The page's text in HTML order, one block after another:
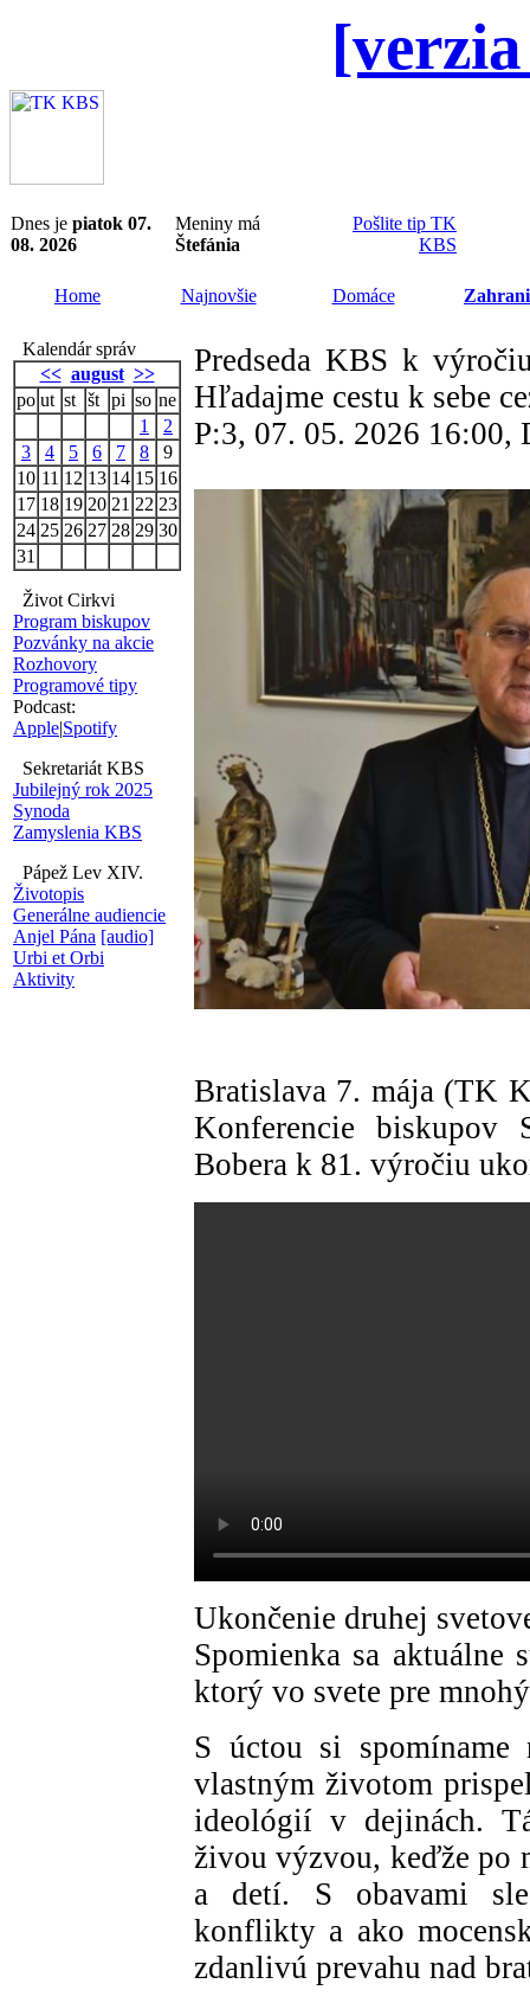
Dnes je piatok 07.
08. 2026
Meniny má
Štefánia
Pošlite tip TK
KBS
Home Najnovšie Domáce
Kalendár správ
<< august >>
po ut st št pi so ne
1
2
3
4 5 6 7 8
9
10 11 12 13 14 15 16
17 18 19 20 21 22 23
24 25 26 27 28 29 30
31
Život Cirkvi
Program biskupov
Pozvánky na akcie
Rozhovory
Programové tipy
Podcast:
Apple|Spotify
Sekretariát KBS
Jubilejný rok 2025
Synoda
Zamyslenia KBS
Pápež Lev XIV.
Životopis
Generálne audiencie
Anjel Pána [audio]
Urbi et Orbi
Aktivity
Predseda KBS k
Hľadajme cestu k sebe
P:3, 07. 05. 2026 16:00,
Bratislava 7. mája (TK
Konferencie biskupov
Bobera k 81. výročiu
Ukončenie druhej
Spomienka sa aktuálne
ktorý vo svete pre
S úctou si
vlastným životom
ideológií v dejinách.
živou výzvou, keďže po
a detí. S obavami
konflikty a ako
zdanlivú prevahu nad